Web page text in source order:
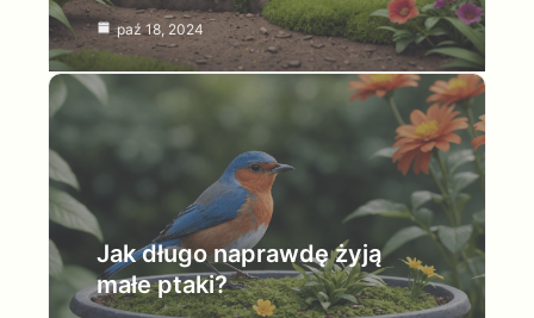
paź 18, 2024
Jak długo naprawdę żyją
małe ptaki?